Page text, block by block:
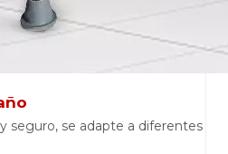
seguro, se adapte a diferentes